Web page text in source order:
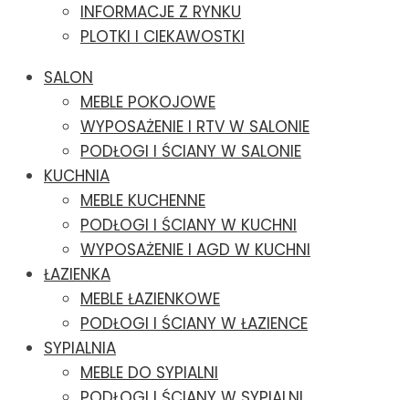
INFORMACJE Z RYNKU
PLOTKI I CIEKAWOSTKI
SALON
MEBLE POKOJOWE
WYPOSAŻENIE I RTV W SALONIE
PODŁOGI I ŚCIANY W SALONIE
KUCHNIA
MEBLE KUCHENNE
PODŁOGI I ŚCIANY W KUCHNI
WYPOSAŻENIE I AGD W KUCHNI
ŁAZIENKA
MEBLE ŁAZIENKOWE
PODŁOGI I ŚCIANY W ŁAZIENCE
SYPIALNIA
MEBLE DO SYPIALNI